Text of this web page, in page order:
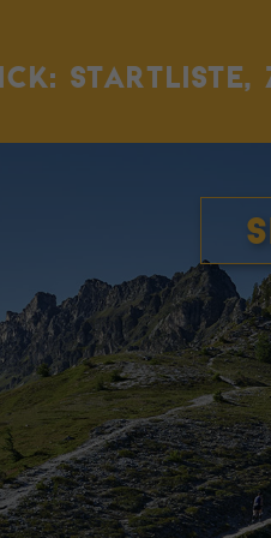
STARTLISTE,